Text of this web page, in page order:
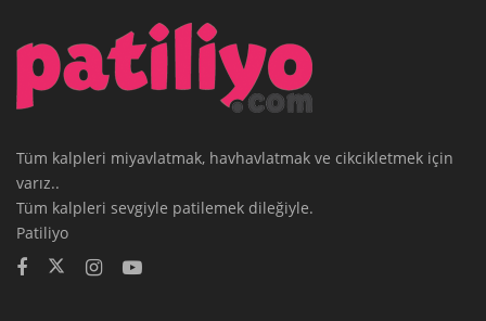
Tüm kalpleri miyavlatmak, havhavlatmak ve cikcikletmek için
varız..
Tüm kalpleri sevgiyle patilemek dileğiyle.
Patiliyo